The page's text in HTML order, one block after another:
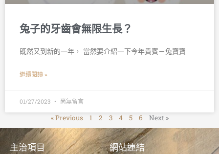
兔子的牙齒會無限生長？
既然又到新的一年， 當然要介紹一下今年貴賓－兔寶寶
繼續閱讀 »
01/27/2023 尚無留言
« Previous 1 2 3 4 5 6 Next »
主治項目 網站連結